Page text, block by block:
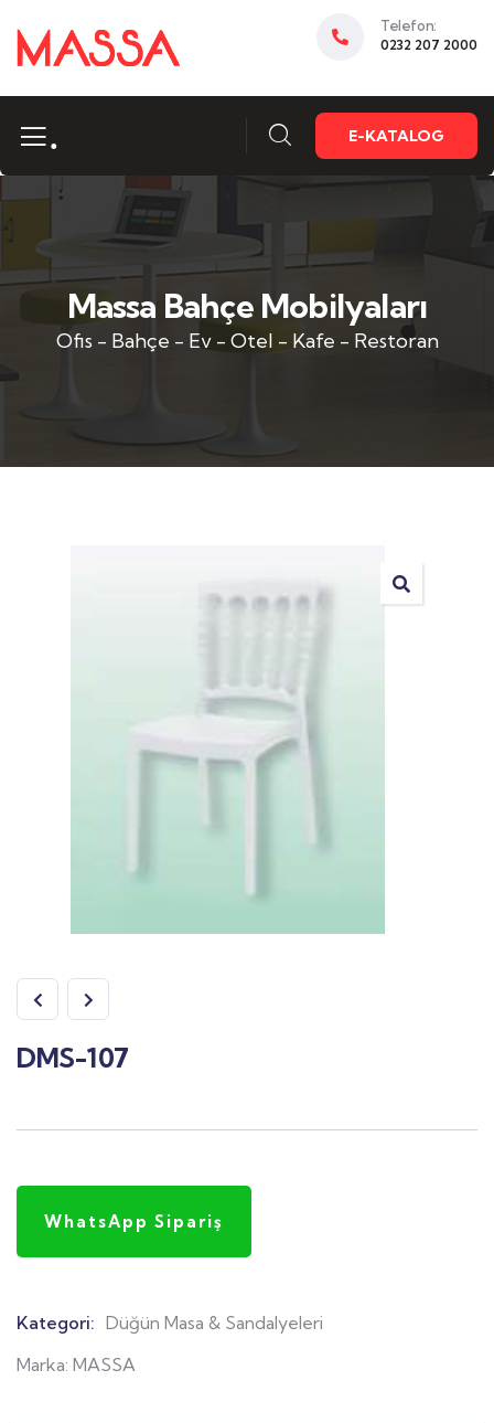
Telefon:
0232 207 2000
. E-KATALOG
Massa Bahçe Mobilyaları
Ofis - Bahçe - Ev - Otel - Kafe - Restoran
DMS-107
WhatsApp Sipariş
Kategori: Düğün Masa & Sandalyeleri
Marka: MASSA